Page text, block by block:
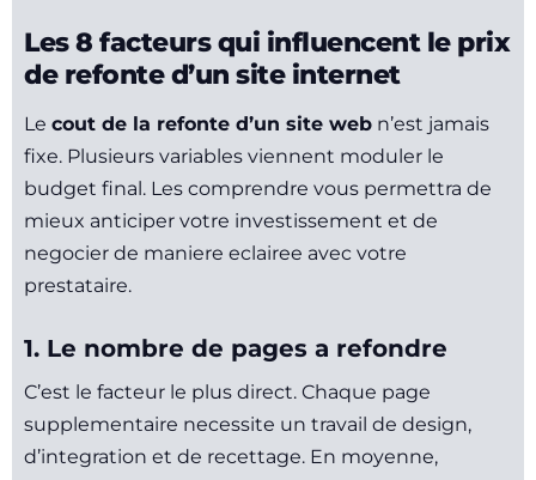
Les 8 facteurs qui influencent le prix
de refonte d’un site internet
Le cout de la refonte d’un site web n’est jamais
fixe. Plusieurs variables viennent moduler le
budget final. Les comprendre vous permettra de
mieux anticiper votre investissement et de
negocier de maniere eclairee avec votre
prestataire.
1. Le nombre de pages a refondre
C’est le facteur le plus direct. Chaque page
supplementaire necessite un travail de design,
d’integration et de recettage. En moyenne,